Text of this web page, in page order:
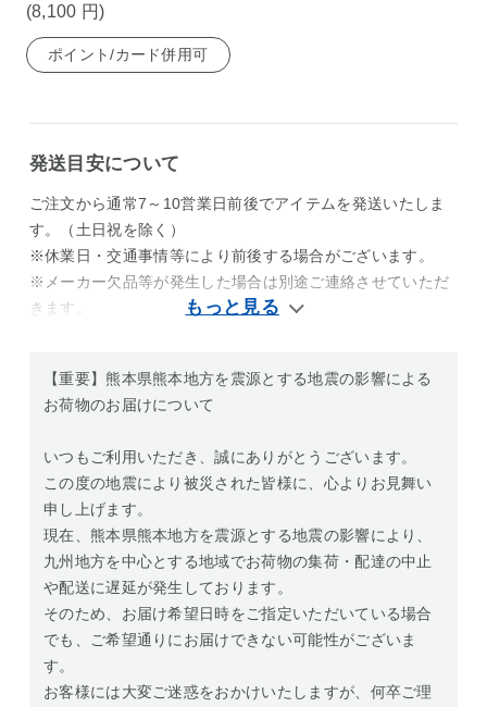
(8,100 円)
ポイント/カード併用可
発送目安について
ご注文から通常7～10営業日前後でアイテムを発送いたしま
す。（土日祝を除く）
※休業日・交通事情等により前後する場合がございます。
※メーカー欠品等が発生した場合は別途ご連絡させていただ
きます。
【重要】熊本県熊本地方を震源とする地震の影響による
お荷物のお届けについて
いつもご利用いただき、誠にありがとうございます。
この度の地震により被災された皆様に、心よりお見舞い
申し上げます。
現在、熊本県熊本地方を震源とする地震の影響により、
九州地方を中心とする地域でお荷物の集荷・配達の中止
や配送に遅延が発生しております。
そのため、お届け希望日時をご指定いただいている場合
でも、ご希望通りにお届けできない可能性がございま
す。
お客様には大変ご迷惑をおかけいたしますが、何卒ご理